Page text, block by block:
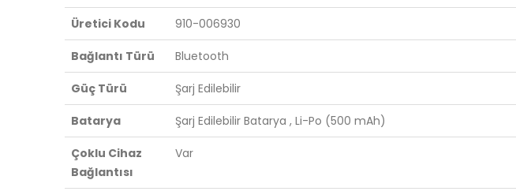
Üretici Kodu 910-006930
Bağlantı Türü Bluetooth
Güç Türü Şarj Edilebilir
Batarya Şarj Edilebilir Batarya , Li-Po (500 mAh)
Çoklu Cihaz
Bağlantısı
Var